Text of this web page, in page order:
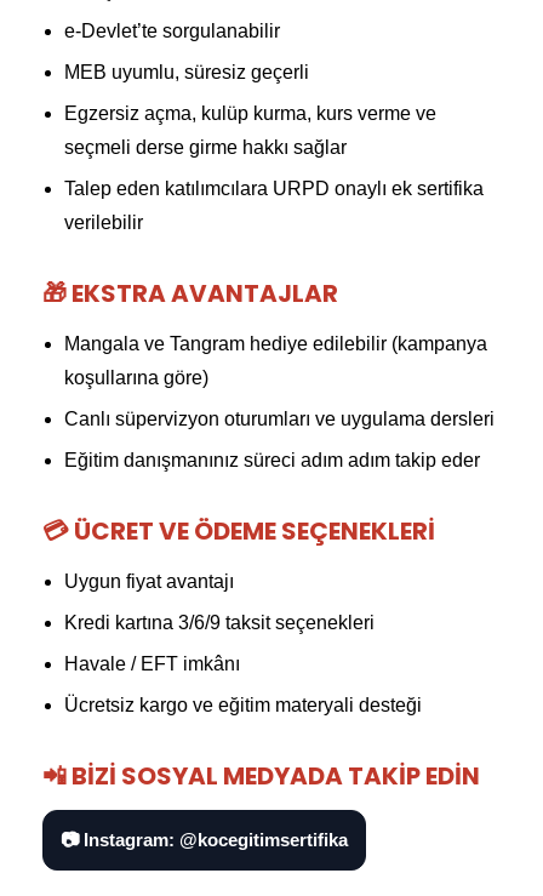
e-Devlet’te sorgulanabilir
MEB uyumlu, süresiz geçerli
Egzersiz açma, kulüp kurma, kurs verme ve
seçmeli derse girme hakkı sağlar
Talep eden katılımcılara URPD onaylı ek sertifika
verilebilir
🎁 EKSTRA AVANTAJLAR
Mangala ve Tangram hediye edilebilir (kampanya
koşullarına göre)
Canlı süpervizyon oturumları ve uygulama dersleri
Eğitim danışmanınız süreci adım adım takip eder
💳 ÜCRET VE ÖDEME SEÇENEKLERI
Uygun fiyat avantajı
Kredi kartına 3/6/9 taksit seçenekleri
Havale / EFT imkânı
Ücretsiz kargo ve eğitim materyali desteği
📲 BIZI SOSYAL MEDYADA TAKIP EDIN
📷 Instagram: @kocegitimsertifika